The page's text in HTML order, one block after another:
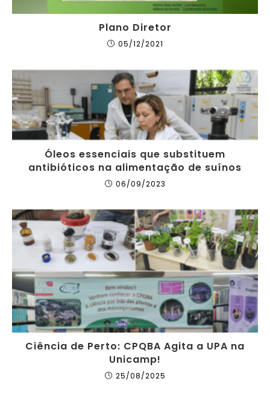
Plano Diretor
05/12/2021
Óleos essenciais que substituem
antibióticos na alimentação de suínos
06/09/2023
Ciência de Perto: CPQBA Agita a UPA na
Unicamp!
25/08/2025